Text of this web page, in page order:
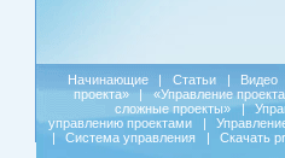
Начинающие | Статьи | Видео
проекта»
| «Управление
сложные проекты»
|
управлению проектами
|
|
Система управления | Скачать